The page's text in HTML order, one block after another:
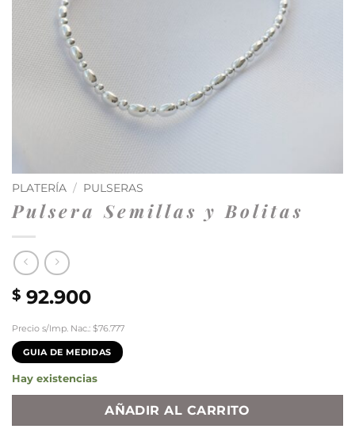
PLATERÍA / PULSERAS
Pulsera Semillas y Bolitas
$ 92.900
Precio s/Imp. Nac.: $76.777
GUIA DE MEDIDAS
Hay existencias
AÑADIR AL CARRITO